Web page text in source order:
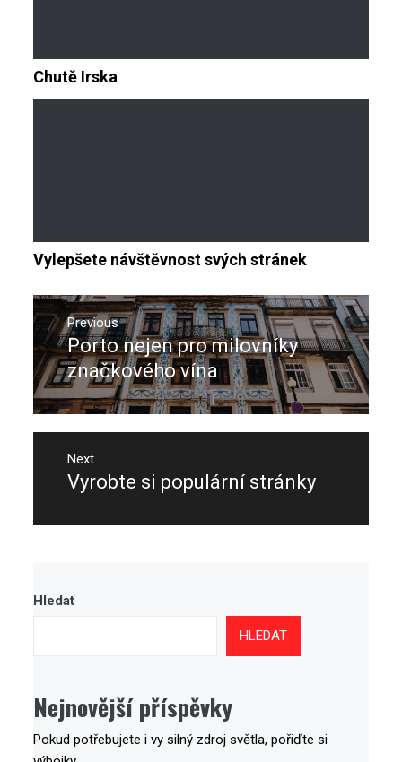
Chutě Irska
Vylepšete návštěvnost svých stránek
Navigace
pro
příspěvek
Previous
Previous
post:
Porto nejen pro milovníky
značkového vína
Next
Next
Vyrobte si populární stránky
Hledat
HLEDAT
Nejnovější příspěvky
Pokud potřebujete i vy silný zdroj světla, pořiďte si